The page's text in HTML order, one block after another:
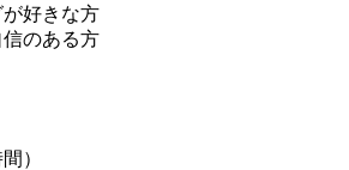
好きな方
のある方
）